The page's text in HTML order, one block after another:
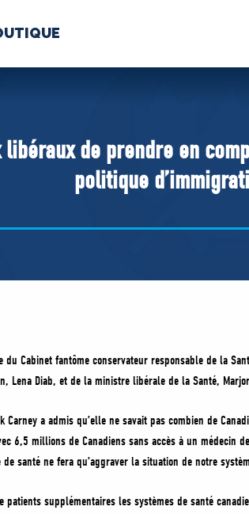
de prendre en
politique
du Cabinet fantôme conservateur responsable de la
Lena Diab, et de la ministre libérale de la Santé,
a admis qu’elle ne savait pas combien de
6,5 millions de Canadiens sans accès à un
santé ne fera qu’aggraver la situation de notre
patients supplémentaires les systèmes de santé